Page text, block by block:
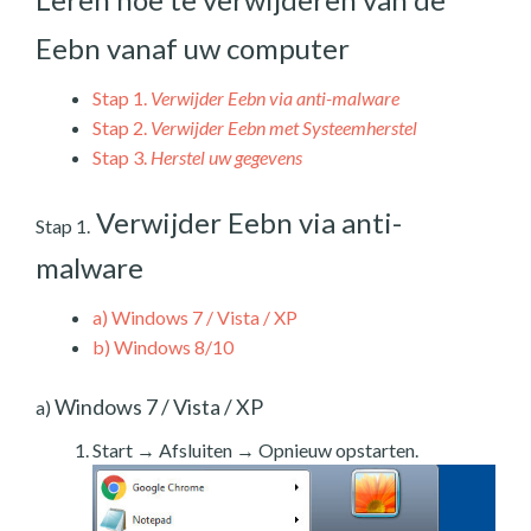
Eebn vanaf uw computer
Stap 1. Verwijder Eebn via anti-malware
Stap 2. Verwijder Eebn met Systeemherstel
Stap 3. Herstel uw gegevens
Stap 1. Verwijder Eebn via anti-
malware
a) Windows 7 / Vista / XP
b) Windows 8/10
a) Windows 7 / Vista / XP
Start → Afsluiten → Opnieuw opstarten.